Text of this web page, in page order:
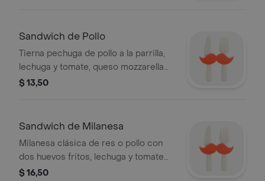
Sandwich de Pollo
Tierna pechuga de pollo a la parrilla,
lechuga y tomate, queso mozzarella
en pan baguette, acompañado de
$ 13,50
Sandwich de Milanesa
Milanesa clásica de res o pollo con
dos huevos fritos, lechuga y tomate
en pan baguette. Acompañado de
$ 16,50